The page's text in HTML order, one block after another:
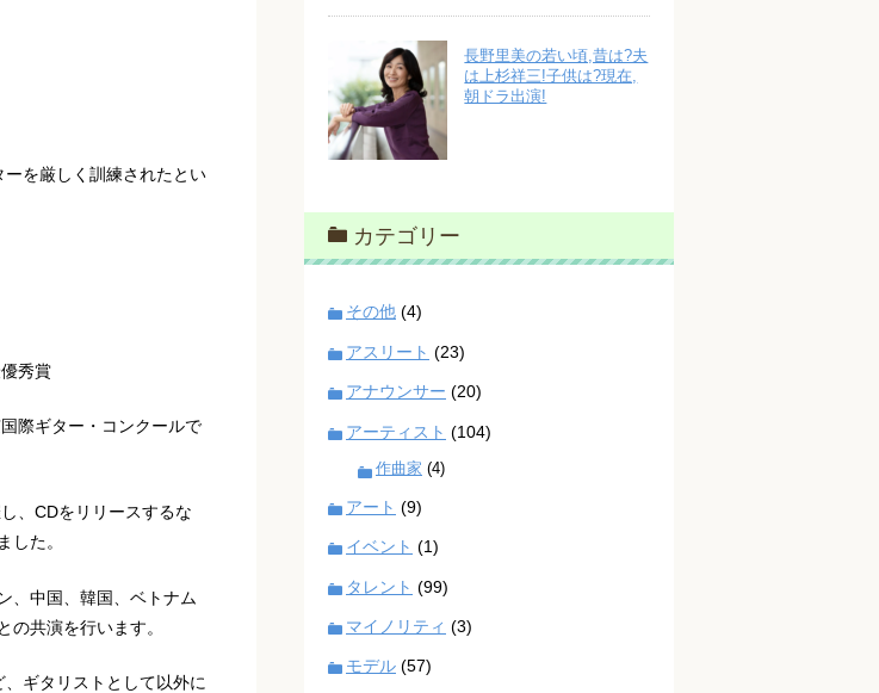
を厳しく訓練されたとい
秀賞
際ギター・コンクールで
、CDをリリースするな
した。
、中国、韓国、ベトナム
共演を行います。
ギタリストとして以外に
長野里美の若い頃,昔は?夫
は上杉祥三!子供は?現在,
朝ドラ出演!
カテゴリー
その他 (4)
アスリート (23)
アナウンサー (20)
アーティスト (104)
作曲家 (4)
アート (9)
イベント (1)
タレント (99)
マイノリティ (3)
モデル (57)